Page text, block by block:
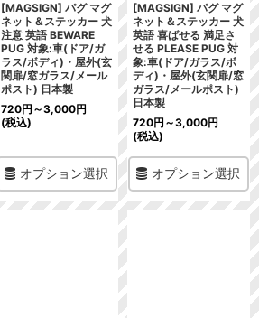
[MAGSIGN] パグ マグ
ネット＆ステッカー 犬
注意 英語 BEWARE
PUG 対象:車(ドア/ガ
ラス/ボディ)・屋外(玄
関扉/窓ガラス/メール
ポスト) 日本製
720円 ～3,000円
(税込)
オプション選択
[MAGSIGN] パグ マグ
ネット＆ステッカー 犬
英語 喜ばせる 満足さ
せる PLEASE PUG 対
象:車(ドア/ガラス/ボ
ディ)・屋外(玄関扉/窓
ガラス/メールポスト)
日本製
720円 ～3,000円
(税込)
オプション選択